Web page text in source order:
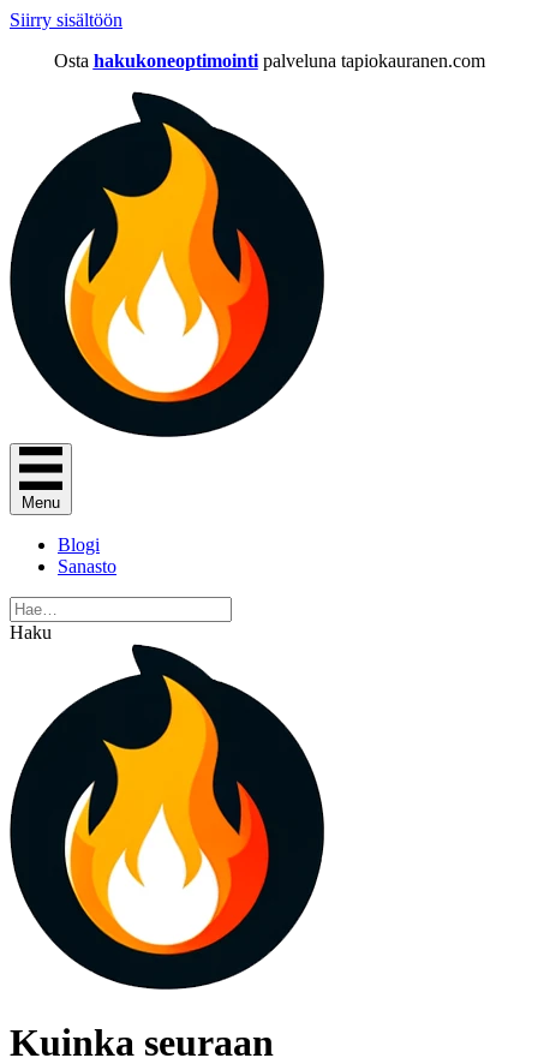
Siirry sisältöön
Osta hakukoneoptimointi palveluna tapiokauranen.com
Menu
Blogi
Sanasto
Haku
Kuinka seuraan